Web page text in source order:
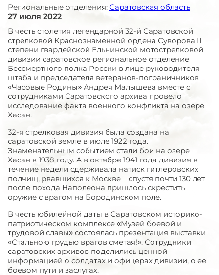
Региональные отделения: Саратовская область
27 июля 2022
В честь столетия легендарной 32-й Саратовской
стрелковой Краснознаменной ордена Суворова II
степени гвардейской Ельнинской мотострелковой
дивизии саратовское региональное отделение
Бессмертного полка России в лице руководителя
штаба и председателя ветеранов-пограничников
«Часовые Родины» Андрея Малышева вместе с
сотрудниками Саратовского архива провело
исследование факта военного конфликта на озере
Хасан.
32-я стрелковая дивизия была создана на
саратовской земле в июле 1922 года.
Знаменательным событием стали бои на озере
Хасан в 1938 году. А в октябре 1941 года дивизия в
течение недели сдерживала натиск гитлеровских
полчищ, рвавшихся к Москве – спустя почти 130 лет
после похода Наполеона пришлось скрестить
оружие с врагом на Бородинском поле.
В честь юбилейной даты в Саратовском историко-
патриотическом комплексе «Музей боевой и
трудовой славы» состоялась презентация выставки
«Стальною грудью врагов сметая!». Сотрудники
cаратовских архивов поделились ценной
информацией о солдатах и офицерах дивизии, о ее
боевом пути и заслугах.